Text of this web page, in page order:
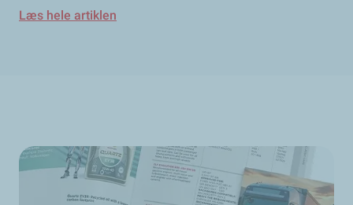
Læs hele artiklen